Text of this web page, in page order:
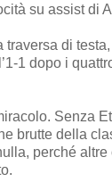
su assist di
traversa di testa,
1 dopo i
Senza
brutte della
perché